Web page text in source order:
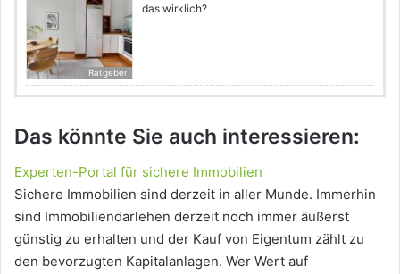
Ratgeber
das wirklich?
Das könnte Sie auch interessieren:
Experten-Portal für sichere Immobilien
Sichere Immobilien sind derzeit in aller Munde. Immerhin
sind Immobiliendarlehen derzeit noch immer äußerst
günstig zu erhalten und der Kauf von Eigentum zählt zu
den bevorzugten Kapitalanlagen. Wer Wert auf